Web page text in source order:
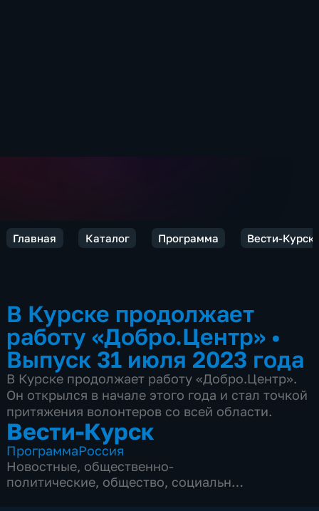
Главная Каталог Программа Вести-Курск
В Курске продолжает
работу «Добро.Центр» •
Выпуск 31 июля 2023 года
В Курске продолжает работу «Добро.Центр».
Он открылся в начале этого года и стал точкой
притяжения волонтеров со всей области.
Вести-Курск
ПрограммаРоссия
Новостные, общественно-
политические, общество, социально-